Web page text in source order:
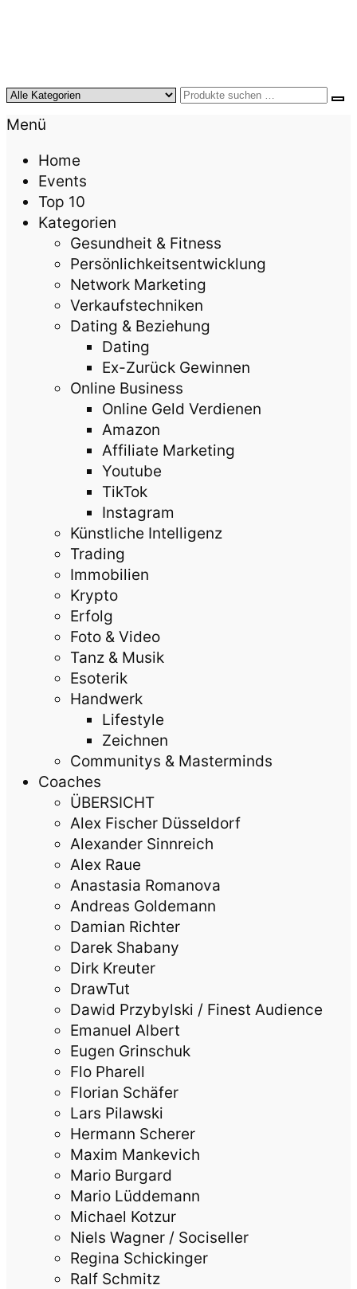
KursTipps.de
Weil Weiterbildung die beste Investition für mehr
Lebensqualität ist.
Menü
Home
Events
Top 10
Kategorien
Gesundheit & Fitness
Persönlichkeitsentwicklung
Network Marketing
Verkaufstechniken
Dating & Beziehung
Dating
Ex-Zurück Gewinnen
Online Business
Online Geld Verdienen
Amazon
Affiliate Marketing
Youtube
TikTok
Instagram
Künstliche Intelligenz
Trading
Immobilien
Krypto
Erfolg
Foto & Video
Tanz & Musik
Esoterik
Handwerk
Lifestyle
Zeichnen
Communitys & Masterminds
Coaches
ÜBERSICHT
Alex Fischer Düsseldorf
Alexander Sinnreich
Alex Raue
Anastasia Romanova
Andreas Goldemann
Damian Richter
Darek Shabany
Dirk Kreuter
DrawTut
Dawid Przybylski / Finest Audience
Emanuel Albert
Eugen Grinschuk
Flo Pharell
Florian Schäfer
Lars Pilawski
Hermann Scherer
Maxim Mankevich
Mario Burgard
Mario Lüddemann
Michael Kotzur
Niels Wagner / Sociseller
Regina Schickinger
Ralf Schmitz